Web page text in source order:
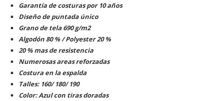
Garantía de costuras por 10 años
Diseño de puntada único
Grano de tela 690 g/m2
Algodón 80 % / Polyester 20 %
20 % mas de resistencia
Numerosas areas reforzadas
Costura en la espalda
Talles: 160/ 180/ 190
Color: Azul con tiras doradas